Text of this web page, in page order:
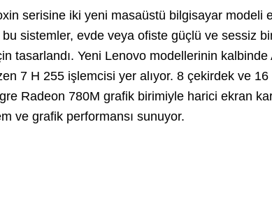
serisine iki yeni masaüstü bilgisayar modeli
sistemler, evde veya ofiste güçlü ve sessiz
tasarlandı. Yeni Lenovo modellerinin
7 H 255 işlemcisi yer alıyor. 8 çekirdek ve 16
Radeon 780M grafik birimiyle harici ekran
ve grafik performansı sunuyor.